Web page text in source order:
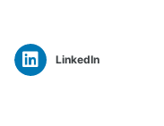
LinkedIn